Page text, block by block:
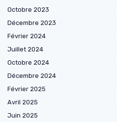
Octobre 2023
Décembre 2023
Février 2024
Juillet 2024
Octobre 2024
Décembre 2024
Février 2025
Avril 2025
Juin 2025